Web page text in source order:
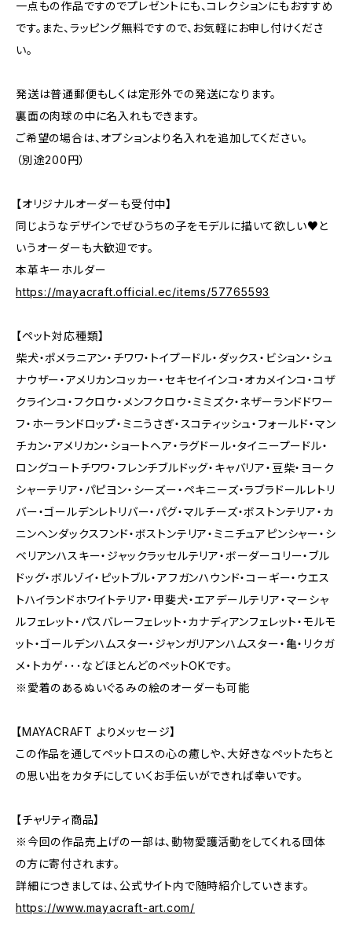
一点もの作品ですのでプレゼントにも、コレクションにもおすすめ
です。また、ラッピング無料ですので、お気軽にお申し付けくださ
い。
発送は普通郵便もしくは定形外での発送になります。
裏面の肉球の中に名入れもできます。
ご希望の場合は、オプションより名入れを追加してください。
（別途200円）
【オリジナルオーダーも受付中】
同じようなデザインでぜひうちの子をモデルに描いて欲しい♥と
いうオーダーも大歓迎です。
本革キーホルダー
https://mayacraft.official.ec/items/57765593
【ペット対応種類】
柴犬・ポメラニアン・チワワ・トイプードル・ダックス・ビション・シュ
ナウザー・アメリカンコッカー・セキセイインコ・オカメインコ・コザ
クラインコ・フクロウ・メンフクロウ・ミミズク・ネザーランドドワー
フ・ホーランドロップ・ミニうさぎ・スコティッシュ・フォールド・マン
チカン・アメリカン・ショートヘア・ラグドール・タイニープードル・
ロングコートチワワ・フレンチブルドッグ・キャバリア・豆柴・ヨーク
シャーテリア・パピヨン・シーズー・ペキニーズ・ラブラドールレトリ
バー・ゴールデンレトリバー・パグ・マルチーズ・ボストンテリア・カ
ニンヘンダックスフンド・ボストンテリア・ミニチュアピンシャー・シ
ベリアンハスキー・ジャックラッセルテリア・ボーダーコリー・ブル
ドッグ・ボルゾイ・ピットブル・アフガンハウンド・コーギー・ウエス
トハイランドホワイトテリア・甲斐犬・エアデールテリア・マーシャ
ルフェレット・パスバレーフェレット・カナディアンフェレット・モルモ
ット・ゴールデンハムスター・ジャンガリアンハムスター・亀・リクガ
メ・トカゲ･･･などほとんどのペットOKです。
※愛着のあるぬいぐるみの絵のオーダーも可能
【MAYACRAFT よりメッセージ】
この作品を通してペットロスの心の癒しや、大好きなペットたちと
の思い出をカタチにしていくお手伝いができれば幸いです。
【チャリティ商品】
※今回の作品売上げの一部は、動物愛護活動をしてくれる団体
の方に寄付されます。
詳細につきましては、公式サイト内で随時紹介していきます。
https://www.mayacraft-art.com/